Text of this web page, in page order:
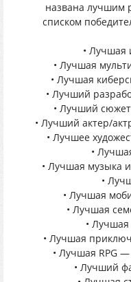
названа лучшим
списком
• Лучшая
• Лучшая
• Лучшая
• Лучший
• Лучший
• Лучший актер/
• Лучшее
•
• Лучшая музыка
•
• Лучшая
• Лучшая
•
• Лучшая
• Лучшая RPG
• Лучший